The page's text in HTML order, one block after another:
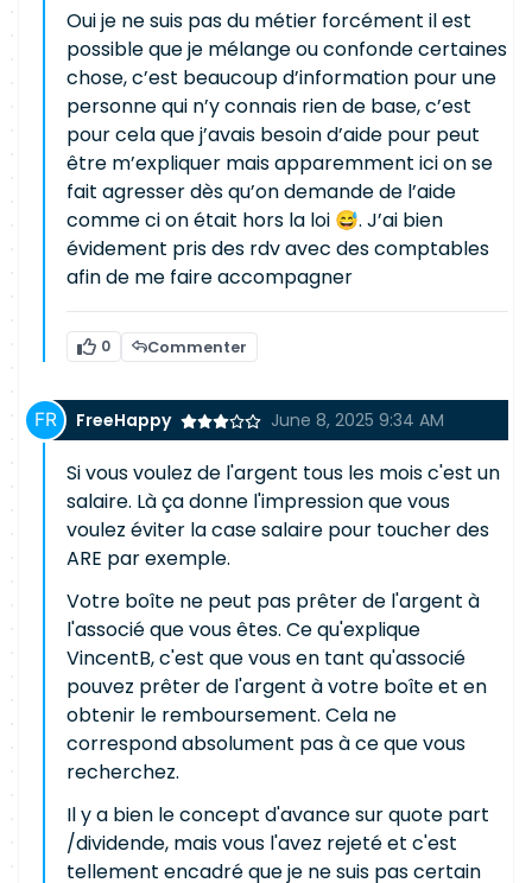
Oui je ne suis pas du métier forcément il est
possible que je mélange ou confonde certaines
chose, c’est beaucoup d’information pour une
personne qui n’y connais rien de base, c’est
pour cela que j’avais besoin d’aide pour peut
être m’expliquer mais apparemment ici on se
fait agresser dès qu’on demande de l’aide
comme ci on était hors la loi 😅. J’ai bien
évidement pris des rdv avec des comptables
afin de me faire accompagner
0 Commenter
FreeHappy June 8, 2025 9:34 AM
Si vous voulez de l'argent tous les mois c'est un
salaire. Là ça donne l'impression que vous
voulez éviter la case salaire pour toucher des
ARE par exemple.
Votre boîte ne peut pas prêter de l'argent à
l'associé que vous êtes. Ce qu'explique
VincentB, c'est que vous en tant qu'associé
pouvez prêter de l'argent à votre boîte et en
obtenir le remboursement. Cela ne
correspond absolument pas à ce que vous
recherchez.
Il y a bien le concept d'avance sur quote part
/dividende, mais vous l'avez rejeté et c'est
tellement encadré que je ne suis pas certain